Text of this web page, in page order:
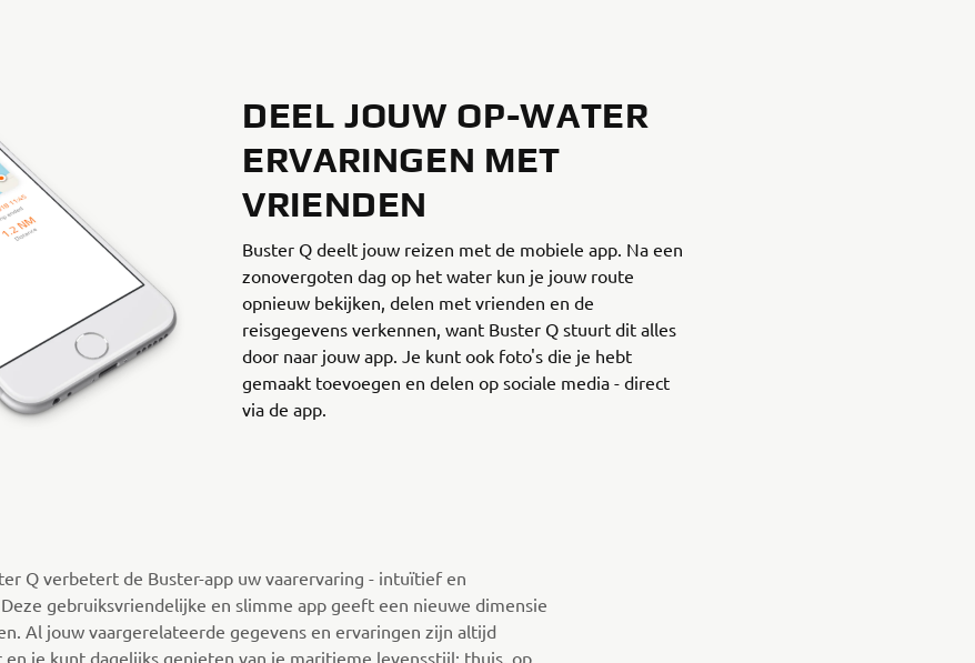
DEEL JOUW OP-WATER
ERVARINGEN MET
VRIENDEN
Buster Q deelt jouw reizen met de mobiele app. Na een
zonovergoten dag op het water kun je jouw route
opnieuw bekijken, delen met vrienden en de
reisgegevens verkennen, want Buster Q stuurt dit alles
door naar jouw app. Je kunt ook foto's die je hebt
gemaakt toevoegen en delen op sociale media - direct
via de app.
Q verbetert de Buster-app uw vaarervaring - intuïtief en
gebruiksvriendelijke en slimme app geeft een nieuwe dimensie
Al jouw vaargerelateerde gegevens en ervaringen zijn altijd
en je kunt dagelijks genieten van je maritieme levensstijl; thuis, op